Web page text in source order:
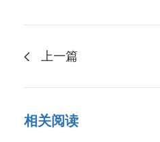
上一篇
相关阅读